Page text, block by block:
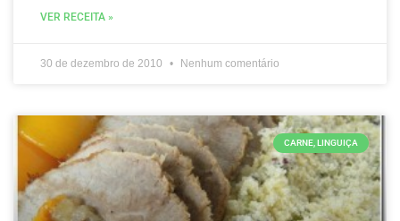
VER RECEITA »
30 de dezembro de 2010 Nenhum comentário
CARNE, LINGUIÇA